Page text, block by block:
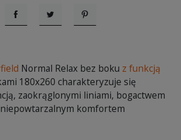
UdostępnijTweetujPinterest
Normal Relax bez boku z funkcją
180x260 charakteryzuje się
zaokrąglonymi liniami, bogactwem
komfortem